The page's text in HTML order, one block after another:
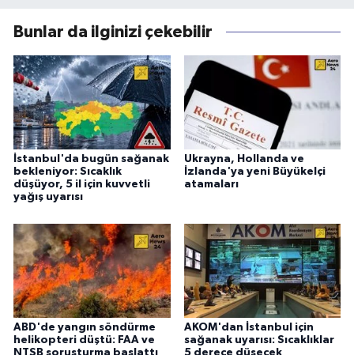
Bunlar da ilginizi çekebilir
İstanbul'da bugün sağanak
bekleniyor: Sıcaklık
düşüyor, 5 il için kuvvetli
yağış uyarısı
Ukrayna, Hollanda ve
İzlanda'ya yeni Büyükelçi
atamaları
ABD'de yangın söndürme
helikopteri düştü: FAA ve
NTSB soruşturma başlattı
AKOM'dan İstanbul için
sağanak uyarısı: Sıcaklıklar
5 derece düşecek